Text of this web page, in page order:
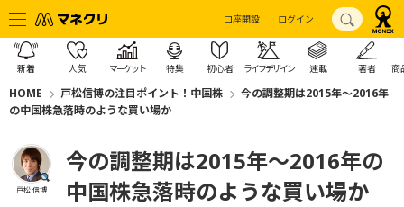
口座開設 ログイン
新着 人気 マーケット 特集 初心者 ライフデザイン 連載 著者 商
HOME 戸松信博の注目ポイント！中国株
今の調整期は2015年～2016年
の中国株急落時のような買い場か
戸松 信博
今の調整期は2015年～2016年の
中国株急落時のような買い場か